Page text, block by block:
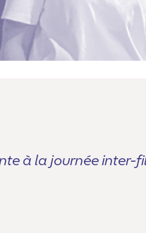
à la journée